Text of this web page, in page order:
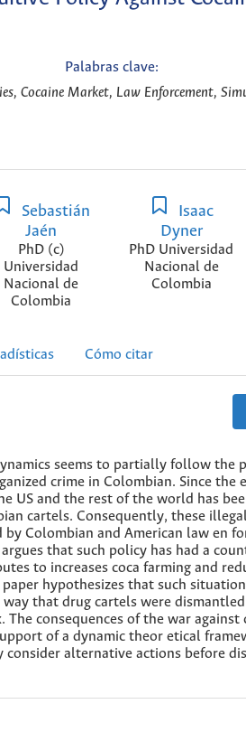
Palabras clave:
Cocaine Market, Law Enforcement,
Sebastián
Jaén
PhD (c)
Universidad
Nacional de
Colombia
Isaac
Dyner
PhD Universidad
Nacional de
Colombia
Cómo citar
seems to partially follow the
crime in Colombian. Since the
US and the rest of the world has
cartels. Consequently, these
by Colombian and American law en
that such policy has had a
to increases coca farming and
paper hypothesizes that such
way that drug cartels were
The consequences of the war against
of a dynamic theor etical
consider alternative actions before